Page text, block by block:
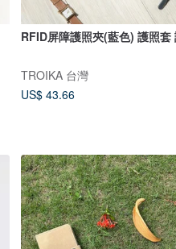
RFID屏障護照夾(藍色) 護照套
TROIKA 台灣
US$ 43.66